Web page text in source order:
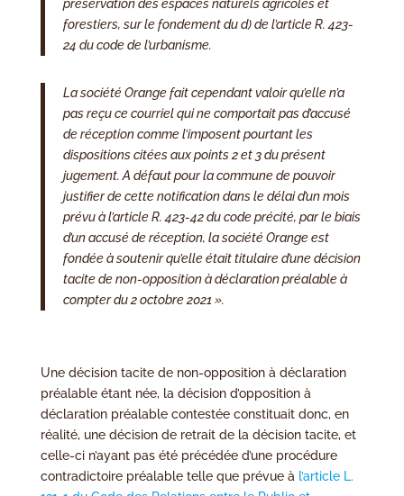
préservation des espaces naturels agricoles et
forestiers, sur le fondement du d) de l’article R. 423-
24 du code de l’urbanisme.
La société Orange fait cependant valoir qu’elle n’a
pas reçu ce courriel qui ne comportait pas d’accusé
de réception comme l’imposent pourtant les
dispositions citées aux points 2 et 3 du présent
jugement. A défaut pour la commune de pouvoir
justifier de cette notification dans le délai d’un mois
prévu à l’article R. 423-42 du code précité, par le biais
d’un accusé de réception, la société Orange est
fondée à soutenir qu’elle était titulaire d’une décision
tacite de non-opposition à déclaration préalable à
compter du 2 octobre 2021 ».
Une décision tacite de non-opposition à déclaration
préalable étant née, la décision d’opposition à
déclaration préalable contestée constituait donc, en
réalité, une décision de retrait de la décision tacite, et
celle-ci n’ayant pas été précédée d’une procédure
contradictoire préalable telle que prévue à l’article L.